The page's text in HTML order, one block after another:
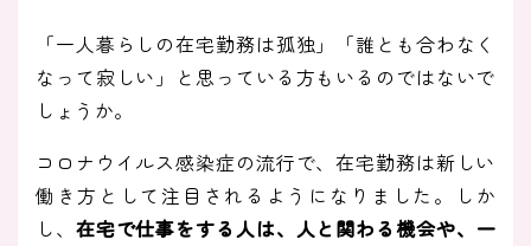
「一人暮らしの在宅勤務は孤独」「誰とも合わなく
なって寂しい」と思っている方もいるのではないで
しょうか。
コロナウイルス感染症の流行で、在宅勤務は新しい
働き方として注目されるようになりました。しか
し、 在宅で仕事をする人は、人と関わる機会や、一